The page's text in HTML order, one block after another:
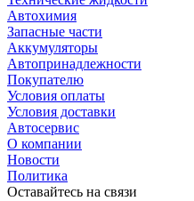
Автохимия
Запасные части
Аккумуляторы
Автопринадлежности
Покупателю
Условия оплаты
Условия доставки
Автосервис
О компании
Новости
Политика
Оставайтесь на связи